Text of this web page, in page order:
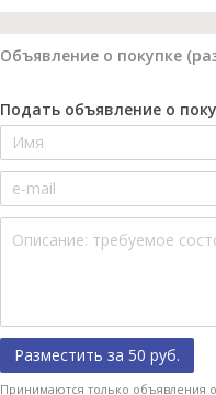
Объявление о покупке
Подать объявление о
Разместить за 50 руб.
Принимаются только объявления